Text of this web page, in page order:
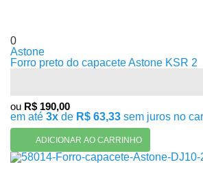
0
Astone
Forro preto do capacete Astone KSR 2
ou R$ 190,00
em até 3x de R$ 63,33 sem juros no
ADICIONAR AO CARRINHO